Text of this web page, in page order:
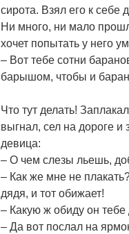
сирота. Взял его к себе
Ни много, ни мало
хочет попытать у него
– Вот тебе сотни
барышом, чтобы и
Что тут делать!
выгнал, сел на дороге
девица:
– О чем слезы льешь,
– Как же мне не
дядя, и тот обижает!
– Какую ж обиду он тебе
– Да вот послал на